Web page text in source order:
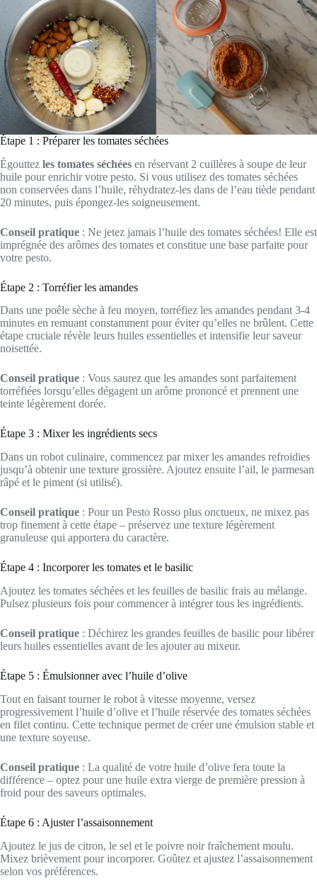
Étape 1 : Préparer les tomates séchées
Égouttez les tomates séchées en réservant 2 cuillères à soupe de leur
huile pour enrichir votre pesto. Si vous utilisez des tomates séchées
non conservées dans l’huile, réhydratez-les dans de l’eau tiède pendant
20 minutes, puis épongez-les soigneusement.
Conseil pratique : Ne jetez jamais l’huile des tomates séchées! Elle est
imprégnée des arômes des tomates et constitue une base parfaite pour
votre pesto.
Étape 2 : Torréfier les amandes
Dans une poêle sèche à feu moyen, torréfiez les amandes pendant 3-4
minutes en remuant constamment pour éviter qu’elles ne brûlent. Cette
étape cruciale révèle leurs huiles essentielles et intensifie leur saveur
noisettée.
Conseil pratique : Vous saurez que les amandes sont parfaitement
torréfiées lorsqu’elles dégagent un arôme prononcé et prennent une
teinte légèrement dorée.
Étape 3 : Mixer les ingrédients secs
Dans un robot culinaire, commencez par mixer les amandes refroidies
jusqu’à obtenir une texture grossière. Ajoutez ensuite l’ail, le parmesan
râpé et le piment (si utilisé).
Conseil pratique : Pour un Pesto Rosso plus onctueux, ne mixez pas
trop finement à cette étape – préservez une texture légèrement
granuleuse qui apportera du caractère.
Étape 4 : Incorporer les tomates et le basilic
Ajoutez les tomates séchées et les feuilles de basilic frais au mélange.
Pulsez plusieurs fois pour commencer à intégrer tous les ingrédients.
Conseil pratique : Déchirez les grandes feuilles de basilic pour libérer
leurs huiles essentielles avant de les ajouter au mixeur.
Étape 5 : Émulsionner avec l’huile d’olive
Tout en faisant tourner le robot à vitesse moyenne, versez
progressivement l’huile d’olive et l’huile réservée des tomates séchées
en filet continu. Cette technique permet de créer une émulsion stable et
une texture soyeuse.
Conseil pratique : La qualité de votre huile d’olive fera toute la
différence – optez pour une huile extra vierge de première pression à
froid pour des saveurs optimales.
Étape 6 : Ajuster l’assaisonnement
Ajoutez le jus de citron, le sel et le poivre noir fraîchement moulu.
Mixez brièvement pour incorporer. Goûtez et ajustez l’assaisonnement
selon vos préférences.